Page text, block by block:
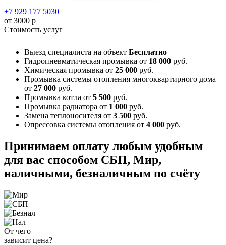
+7 929 177 5030
от 3000 р
Стоимость услуг
Выезд специалиста на объект Бесплатно
Гидропневматическая промывка от 18 000 руб.
Химическая промывка от 25 000 руб.
Промывка системы отопления многоквартирного дома
от 27 000 руб.
Промывка котла от 5 500 руб.
Промывка радиатора от 1 000 руб.
Замена теплоносителя от 3 500 руб.
Опрессовка системы отопления от 4 000 руб.
Принимаем оплату любым удобным
для вас способом СБП, Мир,
наличными, безналичным по счёту
От чего
зависит цена?